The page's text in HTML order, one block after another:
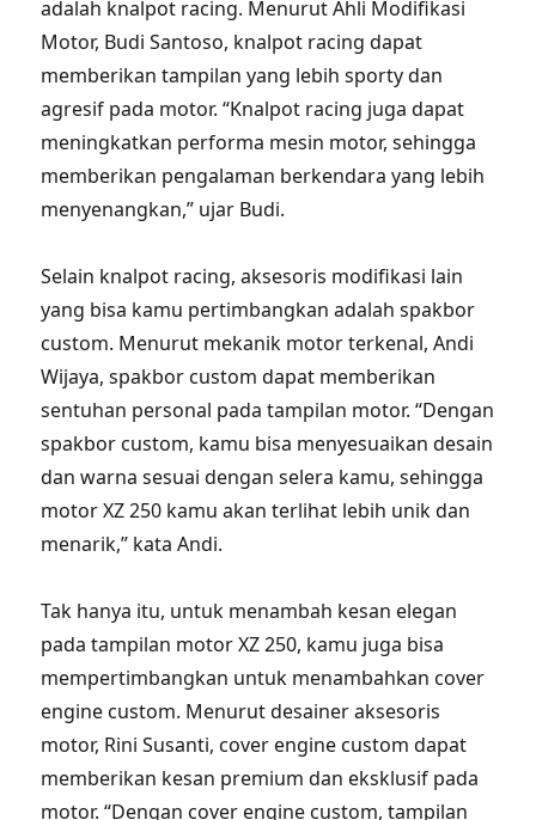
adalah knalpot racing. Menurut Ahli Modifikasi
Motor, Budi Santoso, knalpot racing dapat
memberikan tampilan yang lebih sporty dan
agresif pada motor. “Knalpot racing juga dapat
meningkatkan performa mesin motor, sehingga
memberikan pengalaman berkendara yang lebih
menyenangkan,” ujar Budi.
Selain knalpot racing, aksesoris modifikasi lain
yang bisa kamu pertimbangkan adalah spakbor
custom. Menurut mekanik motor terkenal, Andi
Wijaya, spakbor custom dapat memberikan
sentuhan personal pada tampilan motor. “Dengan
spakbor custom, kamu bisa menyesuaikan desain
dan warna sesuai dengan selera kamu, sehingga
motor XZ 250 kamu akan terlihat lebih unik dan
menarik,” kata Andi.
Tak hanya itu, untuk menambah kesan elegan
pada tampilan motor XZ 250, kamu juga bisa
mempertimbangkan untuk menambahkan cover
engine custom. Menurut desainer aksesoris
motor, Rini Susanti, cover engine custom dapat
memberikan kesan premium dan eksklusif pada
motor. “Dengan cover engine custom, tampilan